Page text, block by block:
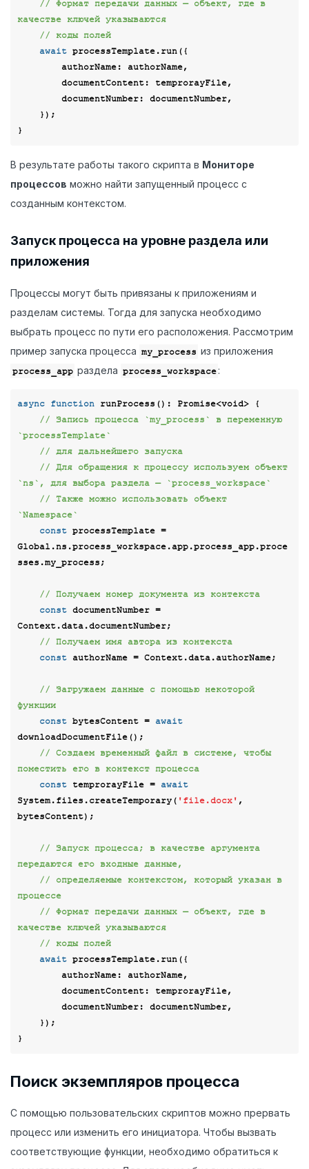
// Формат передачи данных — объект, где в
качестве ключей указываются
// коды полей
await processTemplate.run({
authorName: authorName,
documentContent: temprorayFile,
documentNumber: documentNumber,
В результате работы такого скрипта в Мониторе
процессов можно найти запущенный процесс с
созданным контекстом.
Запуск процесса на уровне раздела или
приложения
Процессы могут быть привязаны к приложениям и
разделам системы. Тогда для запуска необходимо
выбрать процесс по пути его расположения. Рассмотрим
пример запуска процесса my_process из приложения
process_app раздела process_workspace :
async function runProcess (): Promise<void>
{
// Запись процесса `my_process` в переменную
`processTemplate`
// для дальнейшего запуска
// Для обращения к процессу используем объект
`ns`, для выбора раздела — `process_workspace`
// Также можно использовать объект
`Namespace`
const processTemplate =
Global.ns.process_workspace.app.process_app.proce
sses.my_process;
// Получаем номер документа из контекста
const documentNumber =
Context.data.documentNumber;
// Получаем имя автора из контекста
const authorName = Context.data.authorName;
// Загружаем данные с помощью некоторой
функции
const bytesContent = await
downloadDocumentFile();
// Создаем временный файл в системе, чтобы
поместить его в контекст процесса
const temprorayFile = await
System.files.createTemporary( 'file.docx' ,
bytesContent);
// Запуск процесса; в качестве аргумента
передаются его входные данные,
// определяемые контекстом, который указан в
процессе
// Формат передачи данных — объект, где в
качестве ключей указываются
// коды полей
await processTemplate.run({
authorName: authorName,
documentContent: temprorayFile,
documentNumber: documentNumber,
Поиск экземпляров процесса
С помощью пользовательских скриптов можно прервать
процесс или изменить его инициатора. Чтобы вызвать
соответствующие функции, необходимо обратиться к